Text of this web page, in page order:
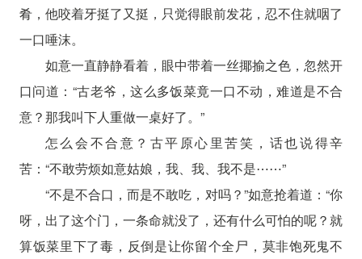
肴，他咬着牙挺了又挺，只觉得眼前发花，忍不住就咽了
一口唾沫。
如意一直静静看着，眼中带着一丝揶揄之色，忽然开
口问道：“古老爷，这么多饭菜竟一口不动，难道是不合
意？那我叫下人重做一桌好了。”
怎么会不合意？古平原心里苦笑，话也说得辛
苦：“不敢劳烦如意姑娘，我、我、我不是⋯⋯”
“不是不合口，而是不敢吃，对吗？”如意抢着道：“你
呀，出了这个门，一条命就没了，还有什么可怕的呢？就
算饭菜里下了毒，反倒是让你留个全尸，莫非饱死鬼不